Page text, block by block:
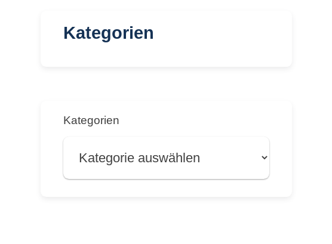
Kategorien
Kategorien